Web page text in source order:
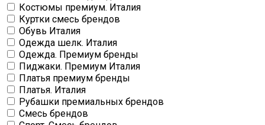
Костюмы премиум. Италия
Куртки смесь брендов
Обувь Италия
Одежда шелк. Италия
Одежда. Премиум бренды
Пиджаки. Премиум Италия
Платья премиум бренды
Платья. Италия
Рубашки премиальных брендов
Смесь брендов